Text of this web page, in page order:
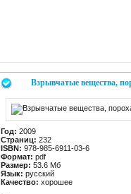
Взрывчатые вещества,
Год: 2009
Страниц: 232
ISBN: 978-985-6911-03-6
Формат: pdf
Размер: 53.6 Мб
Язык: русский
Качество: хорошее